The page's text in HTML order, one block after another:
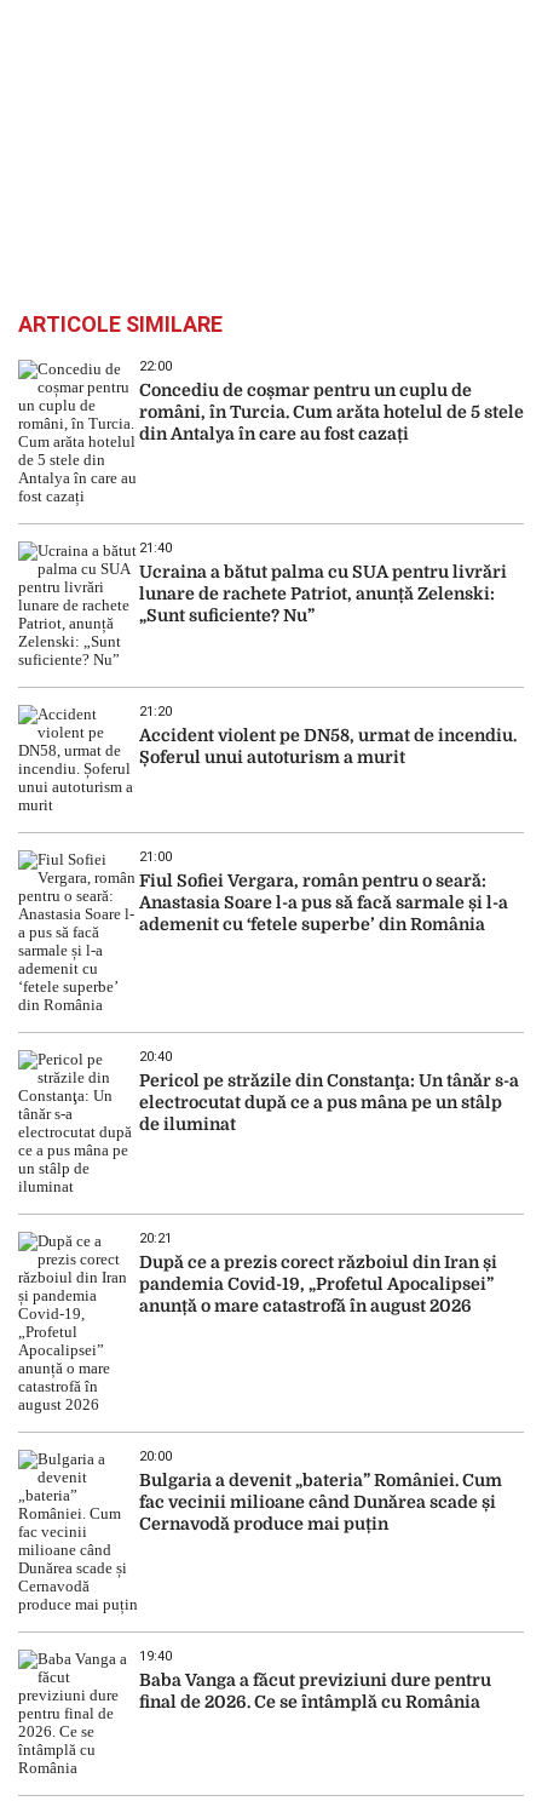
ARTICOLE SIMILARE
22:00
Concediu de coșmar pentru un cuplu de
români, în Turcia. Cum arăta hotelul de 5 stele
din Antalya în care au fost cazați
21:40
Ucraina a bătut palma cu SUA pentru livrări
lunare de rachete Patriot, anunță Zelenski:
„Sunt suficiente? Nu”
21:20
Accident violent pe DN58, urmat de incendiu.
Șoferul unui autoturism a murit
21:00
Fiul Sofiei Vergara, român pentru o seară:
Anastasia Soare l-a pus să facă sarmale și l-a
ademenit cu ‘fetele superbe’ din România
20:40
Pericol pe străzile din Constanţa: Un tânăr s-a
electrocutat după ce a pus mâna pe un stâlp
de iluminat
20:21
După ce a prezis corect războiul din Iran și
pandemia Covid-19, „Profetul Apocalipsei”
anunță o mare catastrofă în august 2026
20:00
Bulgaria a devenit „bateria” României. Cum
fac vecinii milioane când Dunărea scade și
Cernavodă produce mai puțin
19:40
Baba Vanga a făcut previziuni dure pentru
final de 2026. Ce se întâmplă cu România